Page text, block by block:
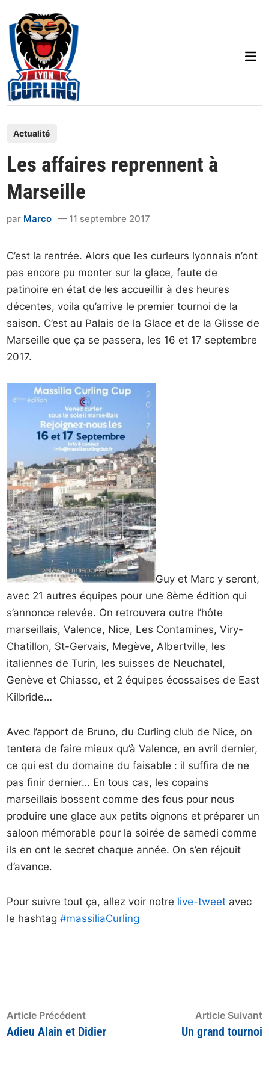
content
Main
s
t
e
d
n
Actualité
Les affaires reprennent à
Marseille
par Marco 11 septembre 2017
C’est la rentrée. Alors que les curleurs lyonnais n’ont
pas encore pu monter sur la glace, faute de
patinoire en état de les accueillir à des heures
décentes, voila qu’arrive le premier tournoi de la
saison. C’est au Palais de la Glace et de la Glisse de
Marseille que ça se passera, les 16 et 17 septembre
2017.
Guy et Marc y seront,
avec 21 autres équipes pour une 8ème édition qui
s’annonce relevée. On retrouvera outre l’hôte
marseillais, Valence, Nice, Les Contamines, Viry-
Chatillon, St-Gervais, Megève, Albertville, les
italiennes de Turin, les suisses de Neuchatel,
Genève et Chiasso, et 2 équipes écossaises de East
Kilbride…
Avec l’apport de Bruno, du Curling club de Nice, on
tentera de faire mieux qu’à Valence, en avril dernier,
ce qui est du domaine du faisable : il suffira de ne
pas finir dernier… En tous cas, les copains
marseillais bossent comme des fous pour nous
produire une glace aux petits oignons et préparer un
saloon mémorable pour la soirée de samedi comme
ils en ont le secret chaque année. On s’en réjouit
d’avance.
Pour suivre tout ça, allez voir notre live-tweet avec
le hashtag#massiliaCurling
Navigation
de
Article PrécédentArticle
précédent
Adieu Alain et Didier
Article Suivant
Un grand tournoi